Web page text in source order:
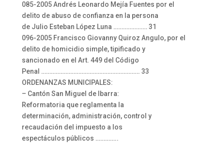
085-2005 Andrés Leonardo Mejía Fuentes por el
delito de abuso de confianza en la persona
de Julio Esteban López Luna ………………… 31
096-2005 Francisco Giovanny Quiroz Angulo, por el
delito de homicidio simple, tipificado y
sancionado en el Art. 449 del Código
Penal ……………………………………………………. 33
ORDENANZAS MUNICIPALES:
– Cantón San Miguel de Ibarra:
Reformatoria que reglamenta la
determinación, administración, control y
recaudación del impuesto a los
espectáculos públicos …………..